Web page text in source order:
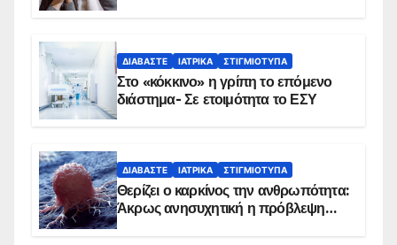
ΔΙΑΒΆΣΤΕ ΙΑΤΡΙΚΆ ΣΤΙΓΜΙΌΤΥΠΑ
Στο «κόκκινο» η γρίπη το επόμενο
διάστημα- Σε ετοιμότητα το ΕΣΥ
ΔΙΑΒΆΣΤΕ ΙΑΤΡΙΚΆ ΣΤΙΓΜΙΌΤΥΠΑ
Θερίζει ο καρκίνος την ανθρωπότητα:
Άκρως ανησυχητική η πρόβλεψη…